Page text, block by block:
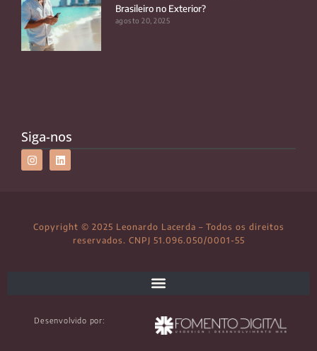
Brasileiro no Exterior?
agosto 20, 2025
Siga-nos
Copyright © 2025 Leonardo Lacerda – Todos os direitos
reservados. CNPJ 51.096.050/0001-55
Desenvolvido por: